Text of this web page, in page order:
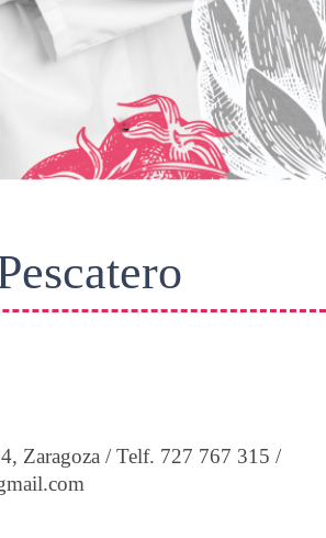
Zaragoza / Telf. 727 767 315 /